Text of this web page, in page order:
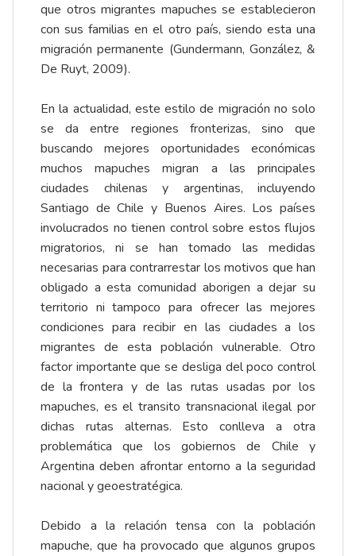
que otros migrantes mapuches se establecieron
con sus familias en el otro país, siendo esta una
migración permanente (Gundermann, González, &
De Ruyt, 2009).
En la actualidad, este estilo de migración no solo
se da entre regiones fronterizas, sino que
buscando mejores oportunidades económicas
muchos mapuches migran a las principales
ciudades chilenas y argentinas, incluyendo
Santiago de Chile y Buenos Aires. Los países
involucrados no tienen control sobre estos flujos
migratorios, ni se han tomado las medidas
necesarias para contrarrestar los motivos que han
obligado a esta comunidad aborigen a dejar su
territorio ni tampoco para ofrecer las mejores
condiciones para recibir en las ciudades a los
migrantes de esta población vulnerable. Otro
factor importante que se desliga del poco control
de la frontera y de las rutas usadas por los
mapuches, es el transito transnacional ilegal por
dichas rutas alternas. Esto conlleva a otra
problemática que los gobiernos de Chile y
Argentina deben afrontar entorno a la seguridad
nacional y geoestratégica.
Debido a la relación tensa con la población
mapuche, que ha provocado que algunos grupos